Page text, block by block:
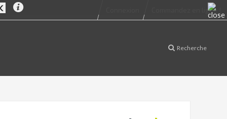
Commandez en ligne !
Recherche